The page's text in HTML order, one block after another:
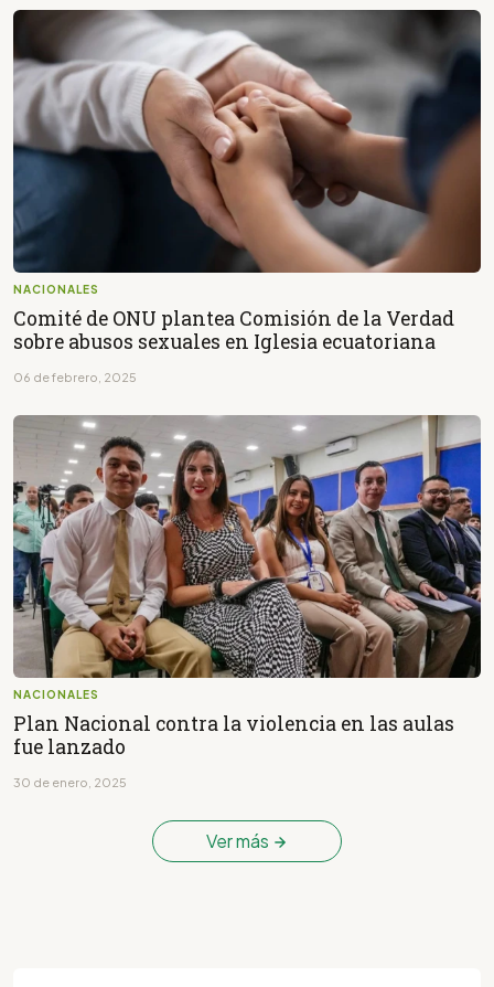
NACIONALES
Comité de ONU plantea Comisión de la Verdad
sobre abusos sexuales en Iglesia ecuatoriana
06 de febrero, 2025
NACIONALES
Plan Nacional contra la violencia en las aulas
fue lanzado
30 de enero, 2025
Ver más